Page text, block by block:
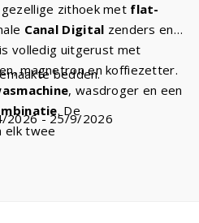
zithoek met flat-
Canal Digital zenders en
volledig uitgerust met
magnetron en koffiezetter.
, wasdroger en een
. De
elk twee
of douche, wastafel en
bedden.
2026 - 25/9/2026